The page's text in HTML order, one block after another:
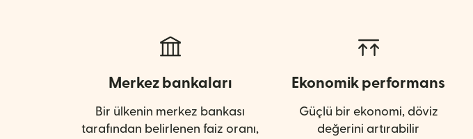
Merkez bankaları
Bir ülkenin merkez bankası
tarafından belirlenen faiz oranı,
Ekonomik performans
Güçlü bir ekonomi, döviz
değerini artırabilir